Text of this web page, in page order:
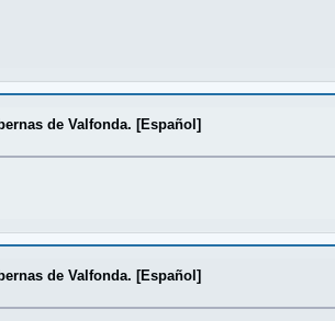
de Valfonda. [Español]
de Valfonda. [Español]